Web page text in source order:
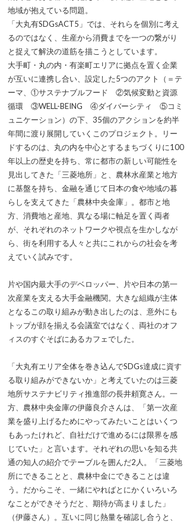
地域が抱えている問題。
「大丸有SDGsACT5」では、それらを個別に考え
るのではなく、生産から消費までを一つの繋がり
と捉えて解決の道筋を描こうとしています。
大手町・丸の内・有楽町エリアに拠点を置く企業
が互いに連携し合い、設定した5つのアクト（＝テ
ーマ、①サステナブルフード ②気候変動と資源
循環 ③WELL-BEING ④ダイバーシティ ⑤コミ
ュニケーション）の下、35個のアクションを約半
年間に渡り展開していくこのプロジェクト。リー
ドするのは、丸の内を中心とするまちづくりに100
年以上の歴史を持ち、常に都市の新しい可能性を
見出してきた「三菱地所」と、農林水産業と地方
に基盤を持ち、金融を通じて日本の食や地域の暮
らしを支えてきた「農林中央金庫」。都市と地
方、消費地と産地、異なる場に軸足を置く両者
が、それぞれのネットワークや視点を生かしなが
ら、街を利用する人々と共にこれからの社会を考
えていく試みです。
片や国内最大手のデベロッパー、片や日本の第一
次産業を支える大手金融機関。大きな組織が主体
となるこの取り組みが動き出したのは、意外にも
トップが顔を揃える会議室ではなく、両社のオフ
ィスのすぐそばにあるカフェでした。
「大丸有エリア全体を巻き込んでSDGs達成に資す
る取り組みができないか」と考えていたのは三菱
地所サステナビリティ推進部の長井頼寛さん。一
方、農林中央金庫の伊藤良介さんは、「第一次産
業を盛り上げるためにやってみたいことはいくつ
もあったけれど、自社だけで進めるには限界を感
じていた」と言います。それぞれの思いを知る共
通の知人の紹介でテーブルを囲んだ2人。「三菱地
所にできることと、農林中金にできることは違
う。だからこそ、一緒にやればとにかくいろいろ
なことができそうだと、期待が高まりました」
（伊藤さん）。互いに同じ熱量を確認し合うと、